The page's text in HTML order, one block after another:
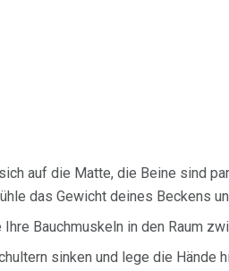
auf die Matte, die Beine sind
das Gewicht deines Beckens
Ihre Bauchmuskeln in den Raum
sinken und lege die Hände